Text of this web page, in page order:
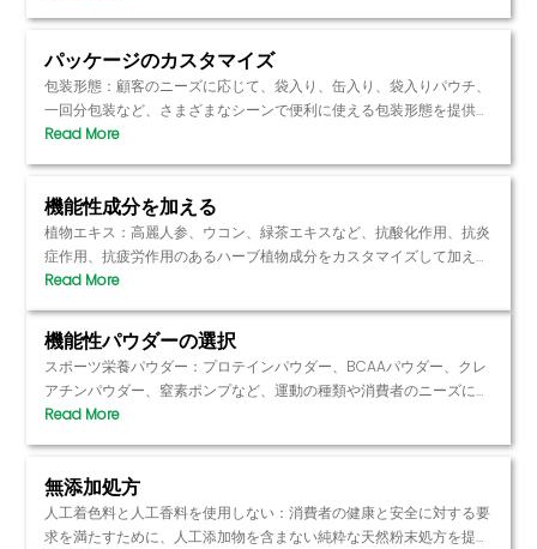
にエリスリトール、キシリトール、ステビアなどの天然甘味料を使用
し、自然で健康的な味を確保する。.
パッケージのカスタマイズ
包装形態：顧客のニーズに応じて、袋入り、缶入り、袋入りパウチ、
一回分包装など、さまざまなシーンで便利に使える包装形態を提供で
きる。 包装設計：ラベル、パターン、ブランド要素のデザインな
護の要求を満たし、ブランドイメージを高めるため、分解可能または
リサイクル可能な材料による包装オプションを提供する。.
機能性成分を加える
植物エキス：高麗人参、ウコン、緑茶エキスなど、抗酸化作用、抗炎
症作用、抗疲労作用のあるハーブ植物成分をカスタマイズして加える
ことができる。 プロバイオティクスと酵素：消化器系の健康をサポ
素、その他腸内環境の改善に役立つ添加物を提供する。 天然の抗酸
化物質：グレープシードエキス、ビタミンC、ビタミンEなど、アン
チエイジングと免疫システムの強化に役立つ。.
機能性パウダーの選択
スポーツ栄養パウダー：プロテインパウダー、BCAAパウダー、クレ
アチンパウダー、窒素ポンプなど、運動の種類や消費者のニーズに応
じてカスタマイズする。 ウエイトマネージメントパウダーL-カルニ
アンチエイジングと美容パウダーコラーゲンパウダー、ヒアルロン酸
パウダーなどを需要に応じてカスタマイズし、消費者が肌の弾力を維
持し、しわを減らすのを助ける。.
無添加処方
人工着色料と人工香料を使用しない：消費者の健康と安全に対する要
求を満たすために、人工添加物を含まない純粋な天然粉末処方を提供